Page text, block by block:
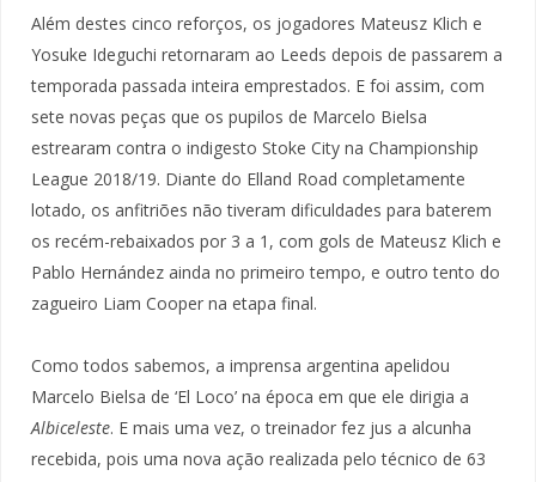
Além destes cinco reforços, os jogadores Mateusz Klich e
Yosuke Ideguchi retornaram ao Leeds depois de passarem a
temporada passada inteira emprestados. E foi assim, com
sete novas peças que os pupilos de Marcelo Bielsa
estrearam contra o indigesto Stoke City na Championship
League 2018/19. Diante do Elland Road completamente
lotado, os anfitriões não tiveram dificuldades para baterem
os recém-rebaixados por 3 a 1, com gols de Mateusz Klich e
Pablo Hernández ainda no primeiro tempo, e outro tento do
zagueiro Liam Cooper na etapa final.
Como todos sabemos, a imprensa argentina apelidou
Marcelo Bielsa de ‘El Loco’ na época em que ele dirigia a
Albiceleste. E mais uma vez, o treinador fez jus a alcunha
recebida, pois uma nova ação realizada pelo técnico de 63